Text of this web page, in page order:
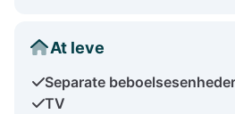
At leve
Separate beboelsesenheder
TV